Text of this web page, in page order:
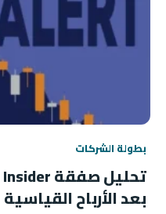
بطولة الشركات
بعد الأرباح القياسية